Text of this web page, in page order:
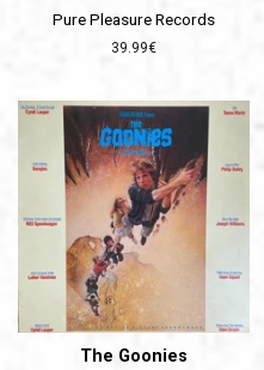
Pure Pleasure Records
Prix
39.99€
The Goonies